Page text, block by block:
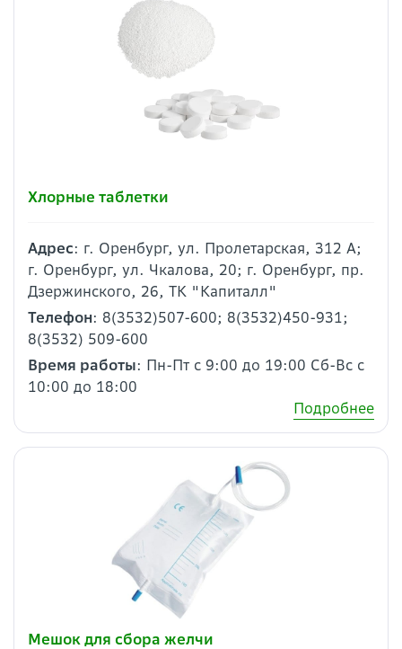
Хлорные таблетки
Адрес: г. Оренбург, ул. Пролетарская, 312 А;
г. Оренбург, ул. Чкалова, 20; г. Оренбург, пр.
Дзержинского, 26, ТК "Капиталл"
Телефон: 8(3532)507-600; 8(3532)450-931;
8(3532) 509-600
Время работы: Пн-Пт с 9:00 до 19:00 Сб-Вс с
10:00 до 18:00
Подробнее
Мешок для сбора желчи